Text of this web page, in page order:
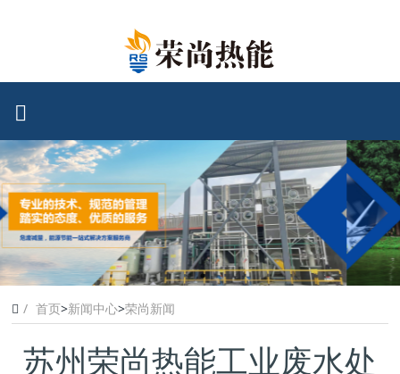
首页>新闻中心>荣尚新闻
苏州荣尚热能工业废水处